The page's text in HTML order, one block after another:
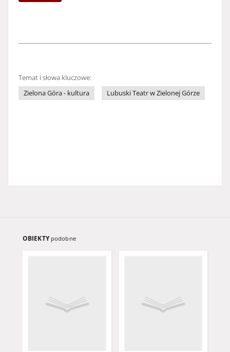
Temat i słowa kluczowe:
Zielona Góra - kultura
Lubuski Teatr w Zielonej Górze
OBIEKTY podobne